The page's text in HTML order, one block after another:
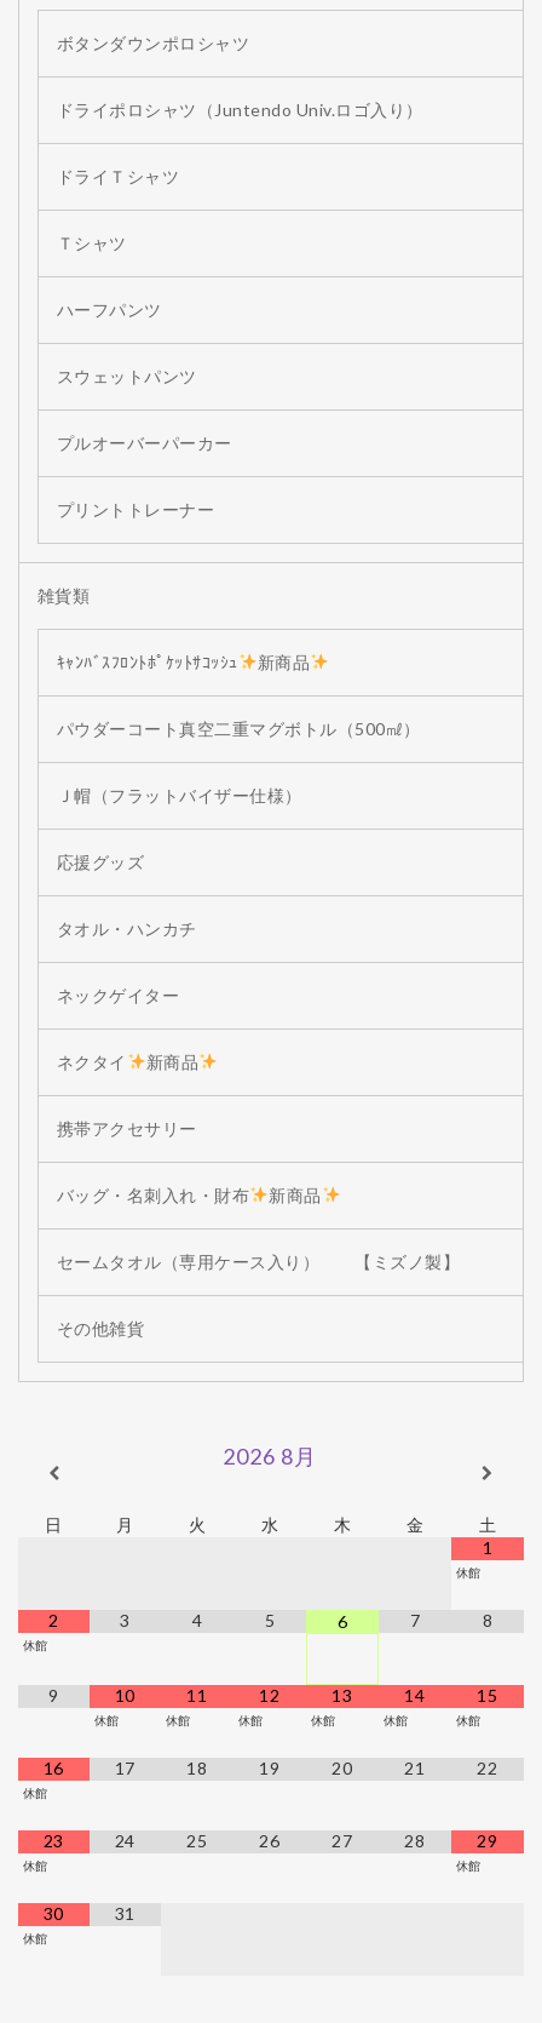
ボタンダウンポロシャツ
ドライポロシャツ（Juntendo Univ.ロゴ入り）
ドライＴシャツ
Ｔシャツ
ハーフパンツ
スウェットパンツ
プルオーバーパーカー
プリントトレーナー
雑貨類
ｷｬﾝﾊﾞｽﾌﾛﾝﾄﾎﾟｹｯﾄｻｺｯｼｭ 新商品
パウダーコート真空二重マグボトル（500㎖）
Ｊ帽（フラットバイザー仕様）
応援グッズ
タオル・ハンカチ
ネックゲイター
ネクタイ 新商品
携帯アクセサリー
バッグ・名刺入れ・財布 新商品
セームタオル（専用ケース入り） 【ミズノ製】
その他雑貨
2026 8月
日 月 火 水 木 金
土
1
休館
2
休館
3 4 5 6 7 8
9 10
休館
11
休館
12
休館
13
休館
14
休館
15
休館
16
休館
17 18 19 20 21 22
23
休館
24 25 26 27 28 29
休館
30
休館
31